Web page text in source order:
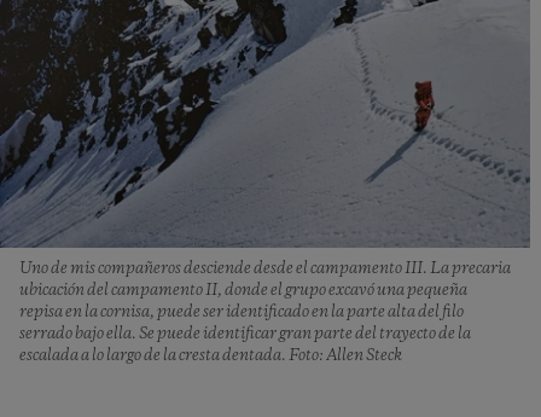
Uno de mis compañeros desciende desde el campamento III. La precaria
ubicación del campamento II, donde el grupo excavó una pequeña
repisa en la cornisa, puede ser identificado en la parte alta del filo
serrado bajo ella. Se puede identificar gran parte del trayecto de la
escalada a lo largo de la cresta dentada. Foto: Allen Steck